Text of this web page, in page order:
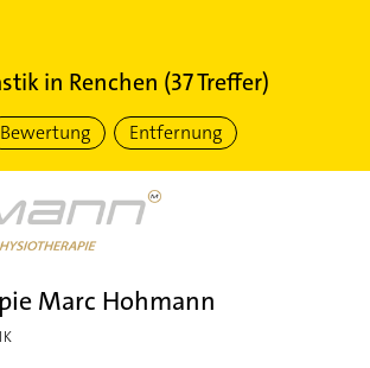
in Renchen (37Treffer)
Bewertung Entfernung
Marc Hohmann